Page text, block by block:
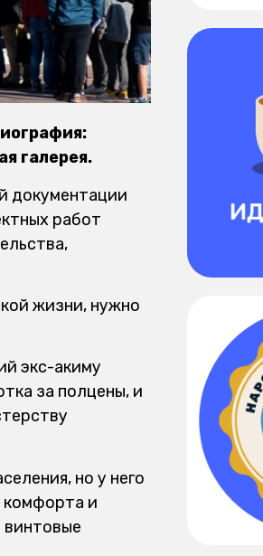
галерея.
документации
работ
жизни, нужно
экс-акиму
за полцены, и
но у него
комфорта и